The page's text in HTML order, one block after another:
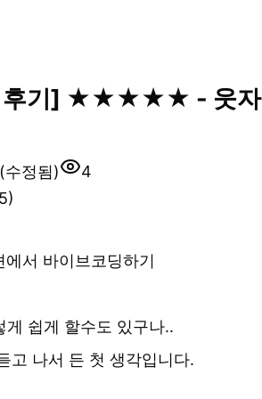
후기] ★★★★★ - 웃자
(수정됨)
4
서 바이브코딩하기
게 쉽게 할수도 있구나..
고 나서 든 첫 생각입니다.